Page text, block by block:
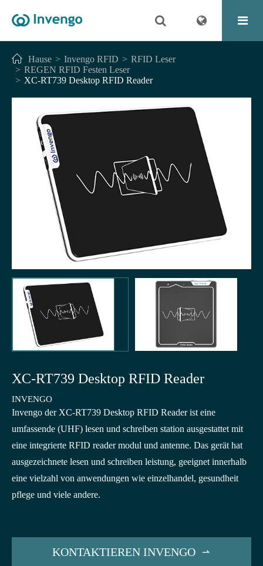
Hause Invengo RFID
RFID Leser
REGEN RFID Festen Leser
XC-RT739 Desktop RFID Reader
XC-RT739 Desktop RFID Reader
INVENGO
Invengo der XC-RT739 Desktop RFID Reader ist eine
umfassende (UHF) lesen und schreiben station ausgestattet mit
eine integrierte RFID reader modul und antenne. Das gerät hat
ausgezeichnete lesen und schreiben leistung, geeignet innerhalb
eine vielzahl von anwendungen wie einzelhandel, gesundheit
pflege und viele andere.
KONTAKTIEREN INVENGO 